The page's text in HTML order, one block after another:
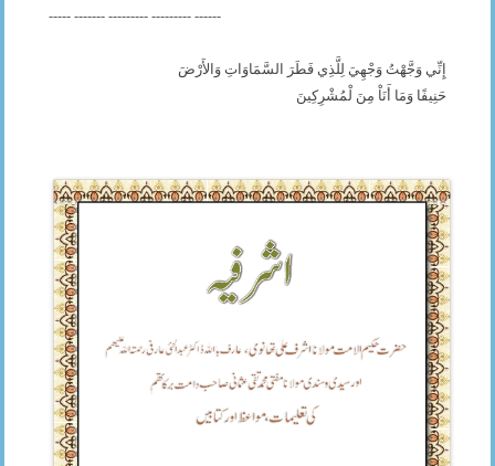
----- ------- --------- --------- ------
إِنِّي وَجَّهْتُ وَجْهِيَ لِلَّذِي فَطَرَ السَّمَاوَاتِ وَالأَرْضَ
حَنِيفًا وَمَا أَنَاْ مِنَ لْمُشْرِكِينَ